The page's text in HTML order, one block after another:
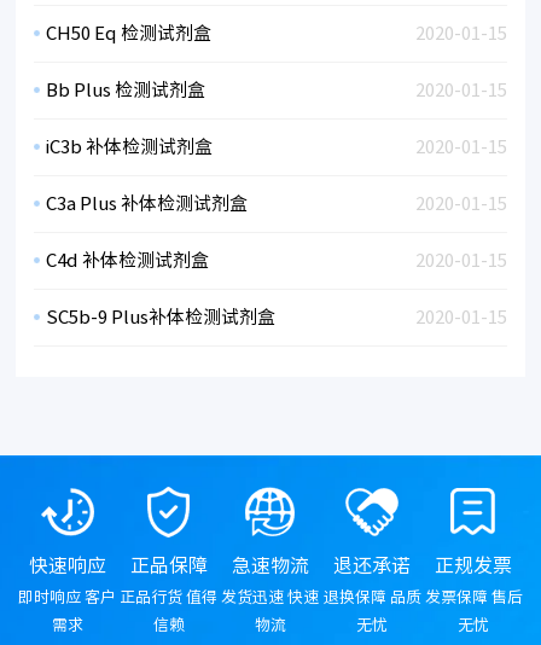
2020-01-15
CH50 Eq 检测试剂盒
2020-01-15
Bb Plus 检测试剂盒
2020-01-15
iC3b 补体检测试剂盒
2020-01-15
C3a Plus 补体检测试剂盒
2020-01-15
C4d 补体检测试剂盒
2020-01-15
SC5b-9 Plus补体检测试剂盒
快速响应
即时响应 客户
需求
正品保障
正品行货 值得
信赖
急速物流
发货迅速 快速
物流
退还承诺
退换保障 品质
无忧
正规发票
发票保障 售后
无忧